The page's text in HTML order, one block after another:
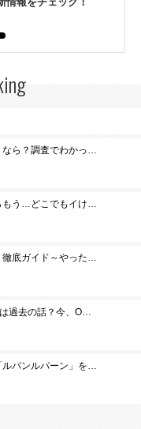
なら？調査でわかっ…
もう…どこでもイけ…
徹底ガイド～やった…
過去の話？今、O…
ルパンルパーン」を…